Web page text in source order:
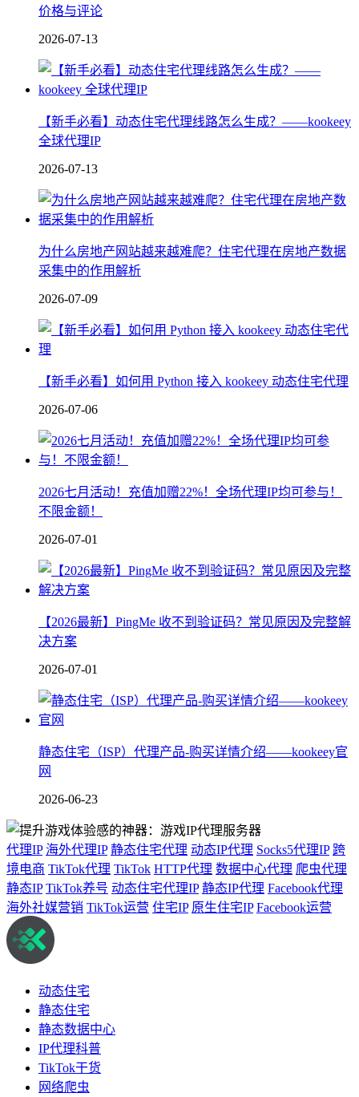
价格与评论
2026-07-13
【新手必看】动态住宅代理线路怎么生成？——kookeey
全球代理IP
2026-07-13
为什么房地产网站越来越难爬？住宅代理在房地产数据
采集中的作用解析
2026-07-09
【新手必看】如何用 Python 接入 kookeey 动态住宅代理
2026-07-06
2026七月活动！充值加赠22%！全场代理IP均可参与！
不限金额！
2026-07-01
【2026最新】PingMe 收不到验证码？常见原因及完整解
决方案
2026-07-01
静态住宅（ISP）代理产品-购买详情介绍——kookeey官
网
2026-06-23
代理IP 海外代理IP 静态住宅代理 动态IP代理 Socks5代理IP 跨
境电商 TikTok代理 TikTok HTTP代理 数据中心代理 爬虫代理
静态IP TikTok养号 动态住宅代理IP 静态IP代理 Facebook代理
海外社媒营销 TikTok运营 住宅IP 原生住宅IP Facebook运营
动态住宅
静态住宅
静态数据中心
IP代理科普
TikTok干货
网络爬虫